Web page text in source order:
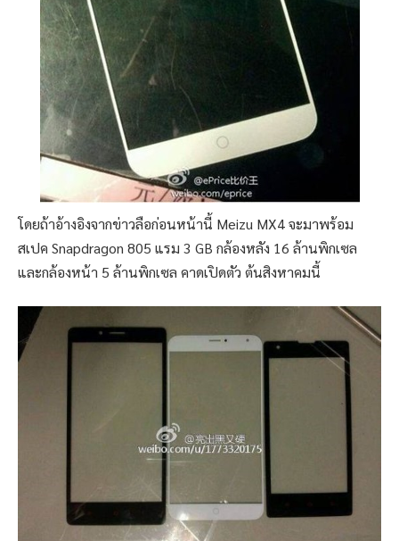
โดยถ้าอ้างอิงจากข่าวลือก่อนหน้านี้ Meizu MX4 จะมาพร้อม
สเปค Snapdragon 805 แรม 3 GB กล้องหลัง 16 ล้านพิกเซล
และกล้องหน้า 5 ล้านพิกเซล คาดเปิดตัว ต้นสิงหาคมนี้